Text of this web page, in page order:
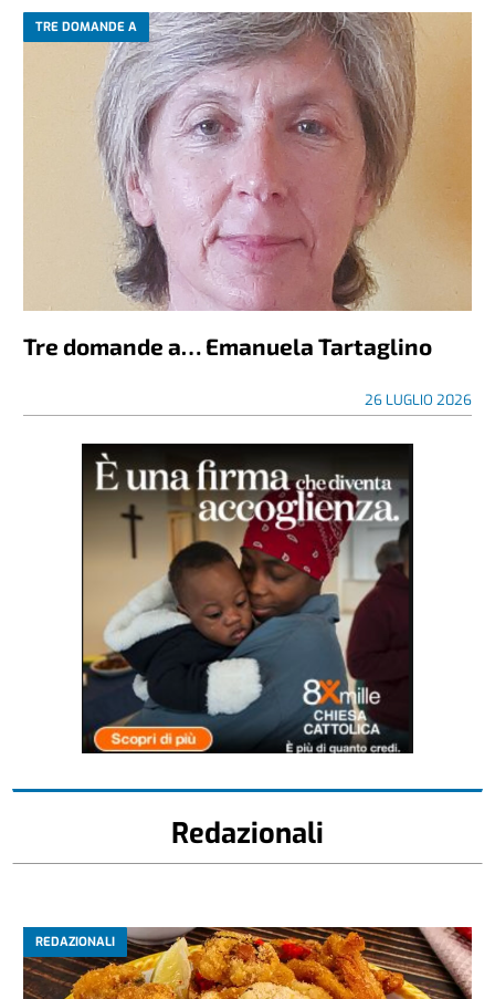
TRE DOMANDE A
Tre domande a… Emanuela Tartaglino
26 LUGLIO 2026
Redazionali
REDAZIONALI